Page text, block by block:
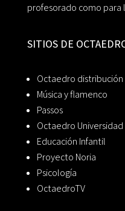
profesorado como para
SITIOS DE
Octaedro distribución
Música y flamenco
Passos
Octaedro Universidad
Educación Infantil
Proyecto Noria
Psicología
OctaedroTV